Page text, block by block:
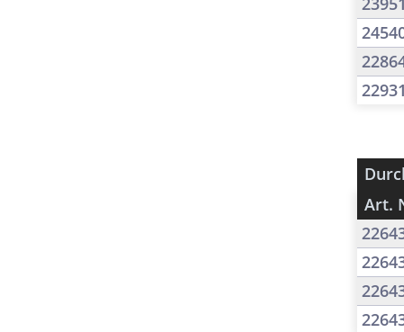
Art.